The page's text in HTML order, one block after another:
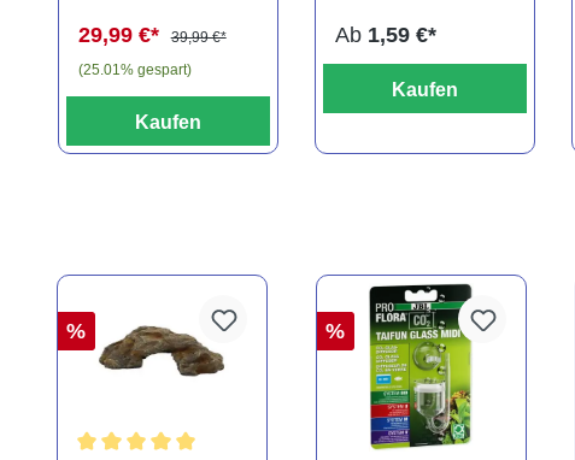
29,99 €*
39,99 €*
(25.01% gespart)
Kaufen
Ab 1,59 €*
Kaufen
% %